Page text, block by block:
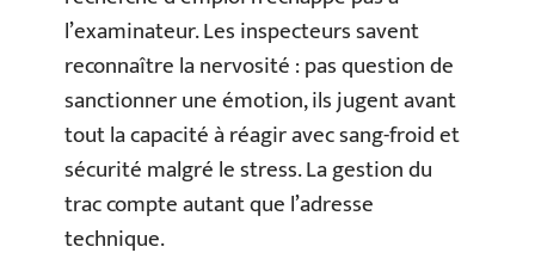
l’examinateur. Les inspecteurs savent
reconnaître la nervosité : pas question de
sanctionner une émotion, ils jugent avant
tout la capacité à réagir avec sang-froid et
sécurité malgré le stress. La gestion du
trac compte autant que l’adresse
technique.